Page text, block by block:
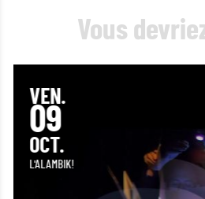
Vous
VEN.
09
OCT.
L'ALAMBIK!